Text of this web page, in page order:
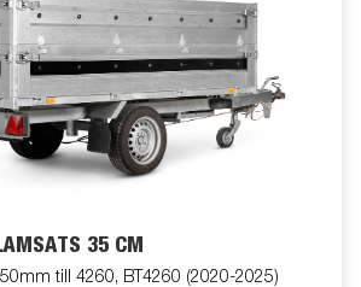
35 CM
till 4260, BT4260 (2020-2025)